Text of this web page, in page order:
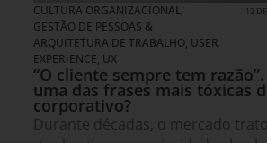
CULTURA ORGANIZACIONAL,
GESTÃO DE PESSOAS &
ARQUITETURA DE TRABALHO, USER
EXPERIENCE, UX
12
“O cliente sempre tem
uma das frases mais tóxicas
corporativo?
Durante décadas, o mercado